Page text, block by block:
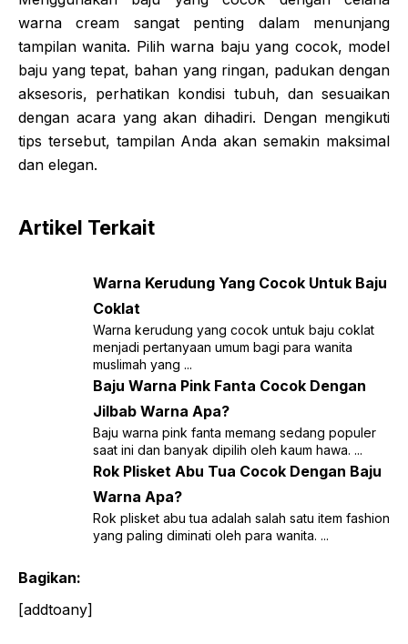
warna cream sangat penting dalam menunjang
tampilan wanita. Pilih warna baju yang cocok, model
baju yang tepat, bahan yang ringan, padukan dengan
aksesoris, perhatikan kondisi tubuh, dan sesuaikan
dengan acara yang akan dihadiri. Dengan mengikuti
tips tersebut, tampilan Anda akan semakin maksimal
dan elegan.
Artikel Terkait
Warna Kerudung Yang Cocok Untuk Baju
Coklat
Warna kerudung yang cocok untuk baju coklat
menjadi pertanyaan umum bagi para wanita
muslimah yang ...
Baju Warna Pink Fanta Cocok Dengan
Jilbab Warna Apa?
Baju warna pink fanta memang sedang populer
saat ini dan banyak dipilih oleh kaum hawa. ...
Rok Plisket Abu Tua Cocok Dengan Baju
Warna Apa?
Rok plisket abu tua adalah salah satu item fashion
yang paling diminati oleh para wanita. ...
Bagikan:
[addtoany]